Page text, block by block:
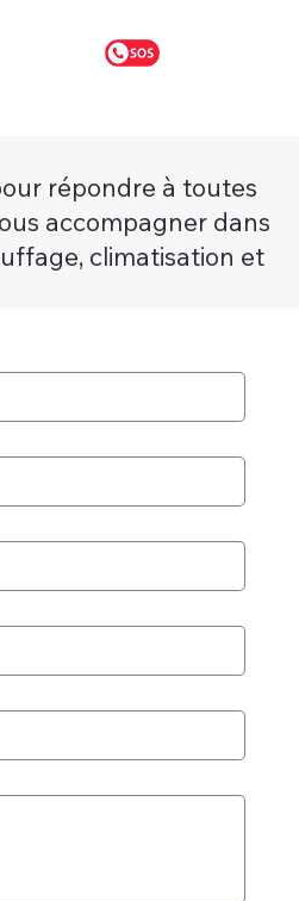
répondre à toutes
accompagner dans
climatisation et